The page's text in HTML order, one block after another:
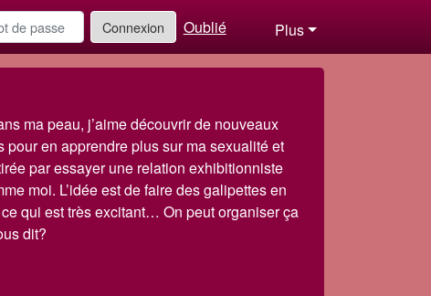
Connexion Oublié Plus
ma peau, j’aime découvrir de nouveaux
en apprendre plus sur ma sexualité et
par essayer une relation exhibitionniste
moi. L’idée est de faire des galipettes en
qui est très excitant… On peut organiser ça
dit?